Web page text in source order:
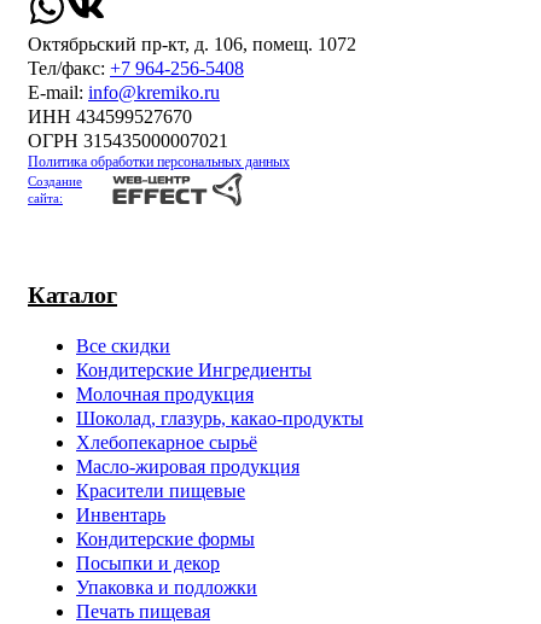
Каталог
Все скидки
Кондитерские Ингредиенты
Молочная продукция
Шоколад, глазурь, какао-продукты
Хлебопекарное сырьё
Масло-жировая продукция
Красители пищевые
Инвентарь
Кондитерские формы
Посыпки и декор
Упаковка и подложки
Печать пищевая
Октябрьский пр-кт, д. 106, помещ. 1072
Тел/факс: +7 964-256-5408
Е-mail: info@kremiko.ru
ИНН 434599527670
ОГРН 315435000007021
Политика обработки персональных данных
Создание
сайта: